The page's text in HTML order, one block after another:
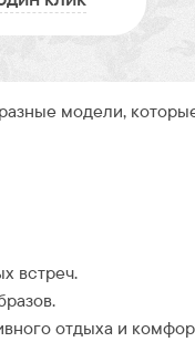
модели,
встреч.
отдыха и